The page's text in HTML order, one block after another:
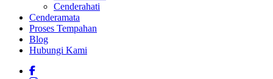
Cenderahati
Cenderamata
Proses Tempahan
Blog
Hubungi Kami